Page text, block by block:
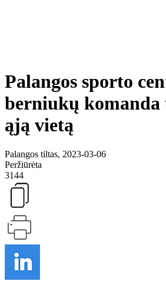
Palangos sporto
berniukų komanda
ąją vietą
Palangos tiltas, 2023-03-06
Peržiūrėta
3144